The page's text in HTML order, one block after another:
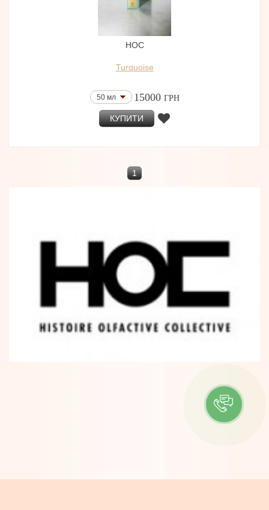
HOC
Turquoise
50 мл 15000 ГРН
КУПИТИ
1